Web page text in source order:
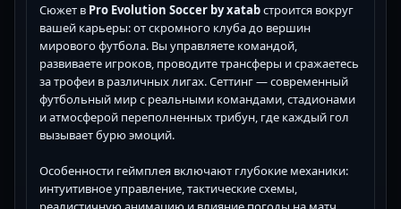
Сюжет в Pro Evolution Soccer by xatabстроится вокруг
вашей карьеры: от скромного клуба до вершин
мирового футбола. Вы управляете командой,
развиваете игроков, проводите трансферы и сражаетесь
за трофеи в различных лигах. Сеттинг — современный
футбольный мир с реальными командами, стадионами
и атмосферой переполненных трибун, где каждый гол
вызывает бурю эмоций.
Особенности геймплея включают глубокие механики:
интуитивное управление, тактические схемы,